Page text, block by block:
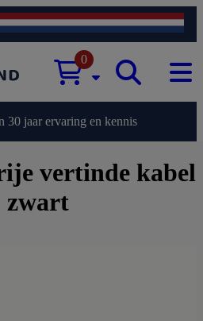
0
30 jaar ervaring en kennis
vertinde kabel
zwart